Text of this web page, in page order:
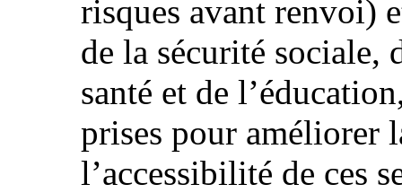
risques avant renvoi)
de la sécurité sociale,
santé et de
prises pour améliorer
l’accessibilité de ces